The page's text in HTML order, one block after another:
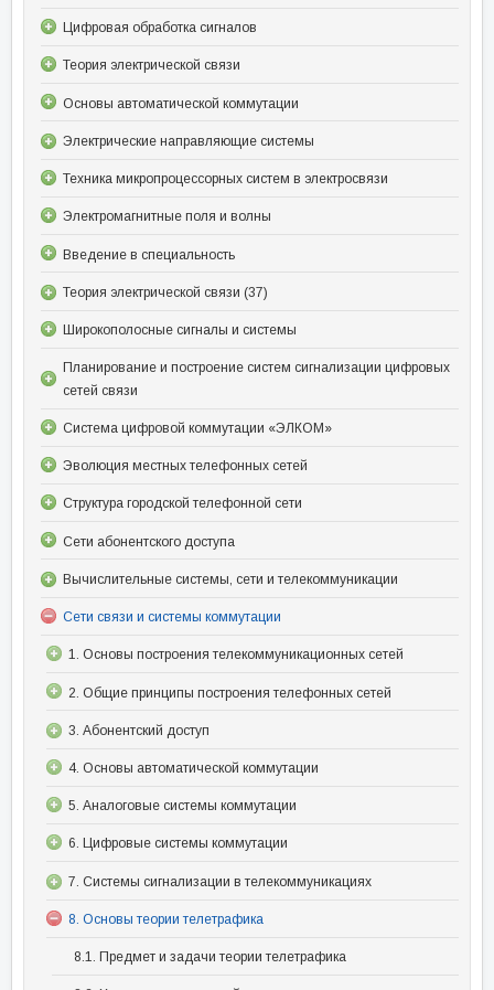
Цифровая обработка сигналов
Теория электрической связи
Основы автоматической коммутации
Электрические направляющие системы
Техника микропроцессорных систем в электросвязи
Электромагнитные поля и волны
Введение в специальность
Теория электрической связи (37)
Широкополосные сигналы и системы
Планирование и построение систем сигнализации цифровых
сетей связи
Система цифровой коммутации «ЭЛКОМ»
Эволюция местных телефонных сетей
Структура городской телефонной сети
Сети абонентского доступа
Вычислительные системы, сети и телекоммуникации
Сети связи и системы коммутации
1. Основы построения телекоммуникационных сетей
2. Общие принципы построения телефонных сетей
3. Абонентский доступ
4. Основы автоматической коммутации
5. Аналоговые системы коммутации
6. Цифровые системы коммутации
7. Системы сигнализации в телекоммуникациях
8. Основы теории телетрафика
8.1. Предмет и задачи теории телетрафика